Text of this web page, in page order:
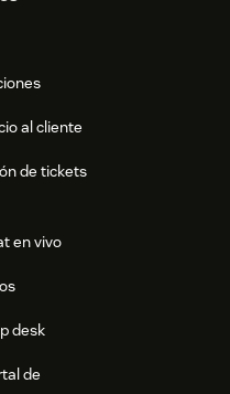
al cliente
de tickets
en vivo
desk
de